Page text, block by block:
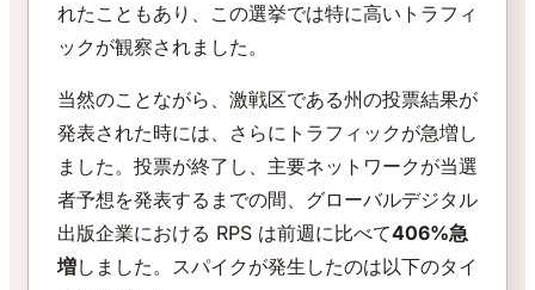
れたこともあり、この選挙では特に高いトラフィ
ックが観察されました。
当然のことながら、激戦区である州の投票結果が
発表された時には、さらにトラフィックが急増し
ました。投票が終了し、主要ネットワークが当選
者予想を発表するまでの間、グローバルデジタル
出版企業における RPS は前週に比べて406%急
増しました。スパイクが発生したのは以下のタイ